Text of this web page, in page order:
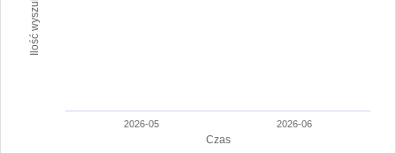
Czas
2026-05 2026-06